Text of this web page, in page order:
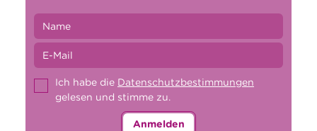
Ich habe die Datenschutzbestimmungen
gelesen und stimme zu.
Anmelden